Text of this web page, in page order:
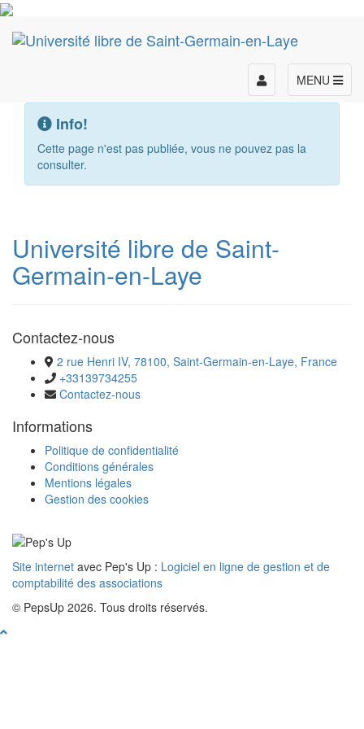
MENU
Toggle
navigation
Info!
Cette page n'est pas publiée, vous ne pouvez pas la
consulter.
Université libre de Saint-
Germain-en-Laye
Contactez-nous
2 rue Henri IV, 78100, Saint-Germain-en-Laye, France
+33139734255
Contactez-nous
Informations
Politique de confidentialité
Conditions générales
Mentions légales
Gestion des cookies
Site internet avec Pep's Up : Logiciel en ligne de gestion et de
comptabilité des associations
© PepsUp 2026. Tous droits réservés.